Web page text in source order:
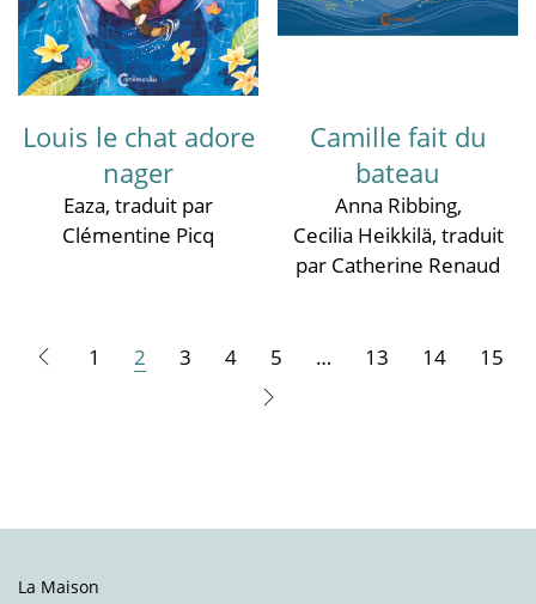
Louis le chat adore
nager
Eaza, traduit par
Clémentine Picq
Camille fait du
bateau
Anna Ribbing,
Cecilia Heikkilä, traduit
par Catherine Renaud
1 2 3 4 5 … 13 14 15
La Maison